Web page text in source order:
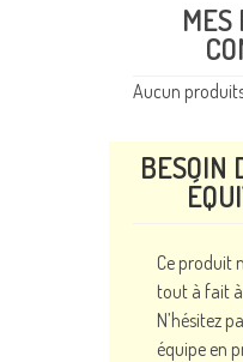
MES
Aucun
BESOIN
Ce produit
tout à fait
N’hésitez
équipe en